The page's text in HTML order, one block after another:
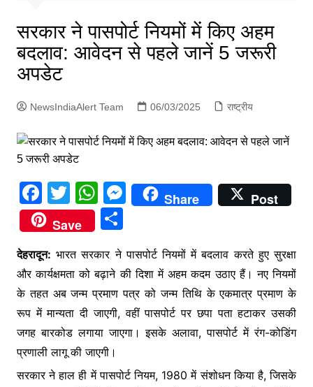
सरकार ने पासपोर्ट नियमों में किए अहम
बदलाव: आवेदन से पहले जानें 5 जरूरी
अपडेट
NewsIndiaAlert Team 06/03/2025 राष्ट्रीय
F
a
c
e
b
o
o
k
T
w
itt
er
W
h
at
s
A
p
p
M
e
s
e
n
g
Share
Post
Save
S
ar
e
देहरादून: भारत सरकार ने पासपोर्ट नियमों में बदलाव करते हुए सुरक्षा
और कार्यक्षमता को बढ़ाने की दिशा में अहम कदम उठाए हैं। नए नियमों
के तहत अब जन्म प्रमाण पत्र को जन्म तिथि के एकमात्र प्रमाण के
रूप में मान्यता दी जाएगी, वहीं पासपोर्ट पर छपा पता हटाकर उसकी
जगह बारकोड लगाया जाएगा। इसके अलावा, पासपोर्ट में रंग-कोडिंग
प्रणाली लागू की जाएगी।
सरकार ने हाल ही में पासपोर्ट नियम, 1980 में संशोधन किया है, जिसके